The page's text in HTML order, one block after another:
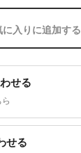
に入りに追加する
せる
せる